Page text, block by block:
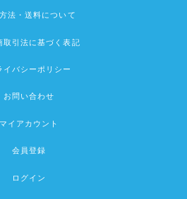
法・送料について
取引法に基づく表記
イバシーポリシー
お問い合わせ
マイアカウント
会員登録
ログイン